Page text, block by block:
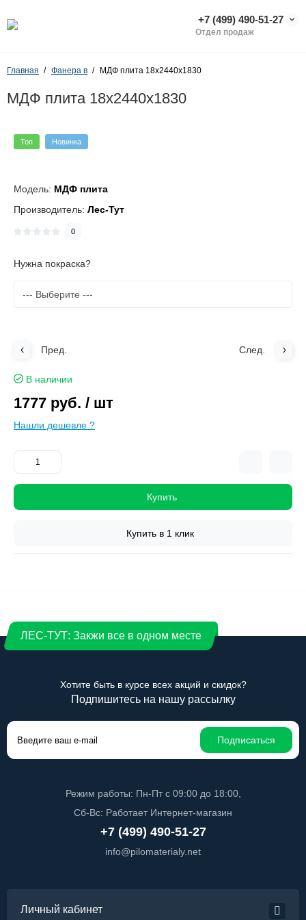
+7 (499) 490-51-27
Отдел продаж
Главная Фанера в МДФ плита 18х2440х1830
МДФ плита 18х2440х1830
Топ Новинка
Модель: МДФ плита
Производитель: Лес-Тут
0
Нужна покраска?
Пред. След.
В наличии
1777 руб. / шт
Нашли дешевле ?
Купить
Купить в 1 клик
ЛЕС-ТУТ: Закжи все в одном месте
Хотите быть в курсе всех акций и скидок?
Подпишитесь на нашу рассылку
Подписаться
Режим работы: Пн-Пт с 09:00 до 18:00,
Сб-Вс: Работает Интернет-магазин
+7 (499) 490-51-27
info@pilomaterialy.net
Личный кабинет